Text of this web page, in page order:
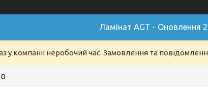
Ламінат AGT - Оновлення
у компанії неробочий час. Замовлення та